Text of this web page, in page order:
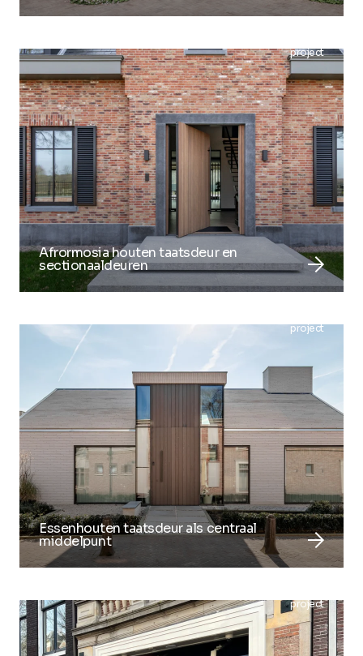
project
Afrormosia houten taatsdeur en
sectionaaldeuren arrow_forward
project
Essenhouten taatsdeur als centraal
middelpunt arrow_forward
project